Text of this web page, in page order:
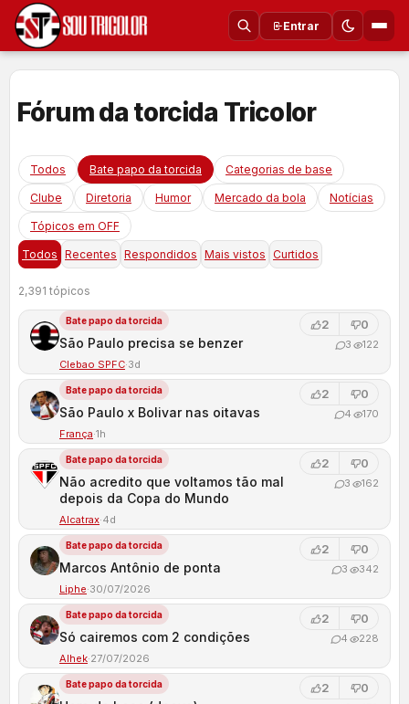
Entrar
Fórum da torcida Tricolor
Todos Bate papo da torcida Categorias de base
Clube Diretoria Humor Mercado da bola Notícias
Tópicos em OFF
Todos Recentes Respondidos Mais vistos Curtidos
2,391 tópicos
Bate papo da torcida
São Paulo precisa se benzer
Clebao SPFC·3d
2 0
3 122
Bate papo da torcida
São Paulo x Bolivar nas oitavas
França·1h
2 0
4 170
Bate papo da torcida
Não acredito que voltamos tão mal
depois da Copa do Mundo
Alcatrax·4d
2 0
3 162
Bate papo da torcida
Marcos Antônio de ponta
Liphe·30/07/2026
2 0
3 342
Bate papo da torcida
Só cairemos com 2 condições
Alhek·27/07/2026
2 0
4 228
Bate papo da torcida 2 0